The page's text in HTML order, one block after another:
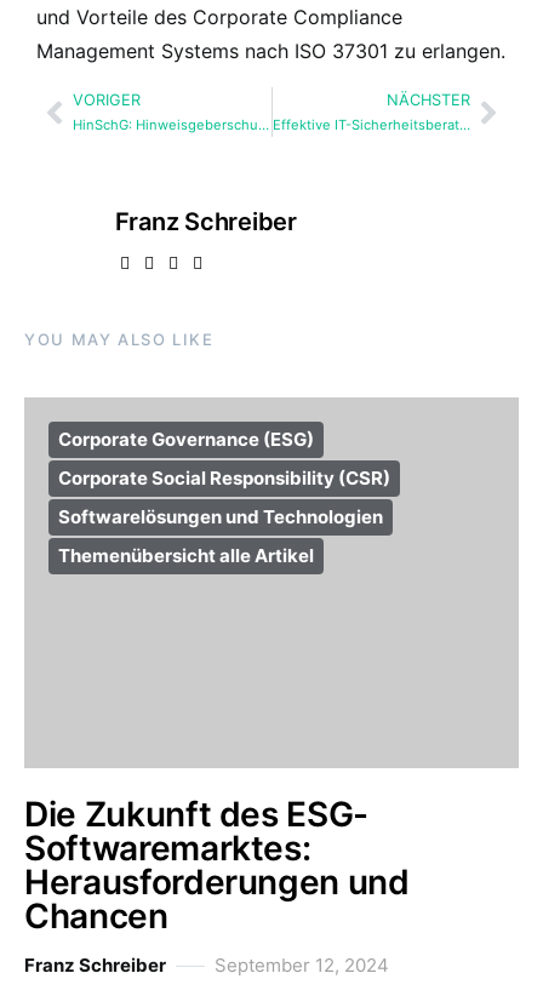
und Vorteile des Corporate Compliance
Management Systems nach ISO 37301 zu erlangen.
VORIGER
HinSchG: Hinweisgeberschutz als Vorteil für das Unternehmen
NÄCHSTER
Effektive IT-Sicherheitsberatung nach DIN SPEC 27076
Franz Schreiber
YOU MAY ALSO LIKE
Corporate Governance (ESG)
Corporate Social Responsibility (CSR)
Softwarelösungen und Technologien
Themenübersicht alle Artikel
Die Zukunft des ESG-
Softwaremarktes:
Herausforderungen und
Chancen
Franz Schreiber September 12, 2024